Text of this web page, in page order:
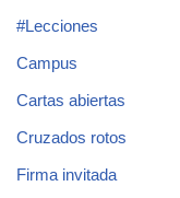
#Lecciones
Campus
Cartas abiertas
Cruzados rotos
Firma invitada